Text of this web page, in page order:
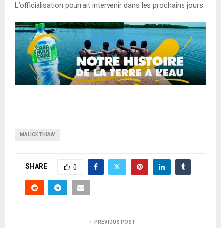
L’officialisation pourrait intervenir dans les prochains jours.
MALICK THIAW
SHARE 0
PREVIOUS POST